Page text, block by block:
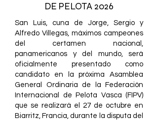
DE PELOTA 2026
San Luis, cuna de Jorge, Sergio y
Alfredo Villegas, máximos campeones
del certamen nacional,
panamericanos y del mundo, será
oficialmente presentado como
candidato en la próxima Asamblea
General Ordinaria de la Federación
Internacional de Pelota Vasca (FIPV)
que se realizará el 27 de octubre en
Biarritz, Francia, durante la disputa del